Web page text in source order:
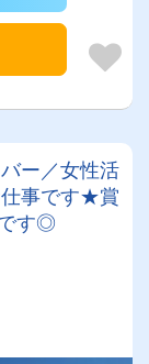
ー／女性活
仕事です★賞
す◎